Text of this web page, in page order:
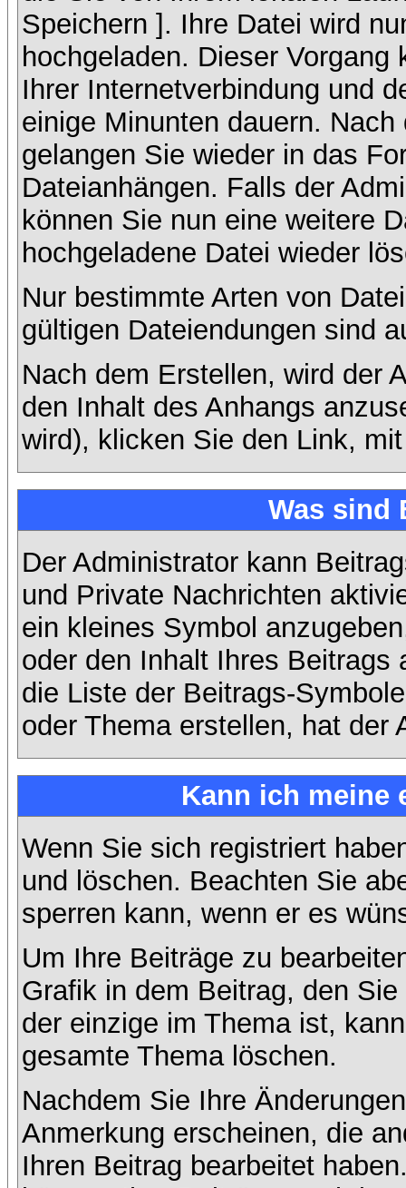
Speichern ]. Ihre Datei wird
hochgeladen. Dieser
Ihrer Internetverbindung und
einige Minunten dauern.
gelangen Sie wieder in das
Dateianhängen. Falls der
können Sie nun eine weitere
hochgeladene Datei wieder
Nur bestimmte Arten von
gültigen Dateiendungen sind
Nach dem Erstellen, wird der
den Inhalt des Anhangs
wird), klicken Sie den Link,
Was sind
Der Administrator kann
und Private Nachrichten
ein kleines Symbol
oder den Inhalt Ihres
die Liste der Beitrags-
oder Thema erstellen, hat der
Kann ich meine
Wenn Sie sich registriert
und löschen. Beachten Sie
sperren kann, wenn er es
Um Ihre Beiträge zu
Grafik in dem Beitrag, den
der einzige im Thema ist,
gesamte Thema löschen.
Nachdem Sie Ihre
Anmerkung erscheinen, die
Ihren Beitrag bearbeitet